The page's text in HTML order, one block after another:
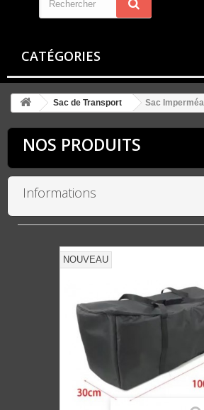
CATÉGORIES
Sac de Transport Sac
NOS PRODUITS
Informations
NOUVEAU